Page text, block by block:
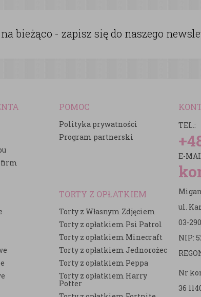
bieżąco - zapisz się do naszego
firm
POMOC
Polityka prywatności
Program partnerski
TORTY Z OPŁATKIEM
Torty z Własnym Zdjęciem
Torty z opłatkiem Psi Patrol
Torty z opłatkiem Minecraft
Torty z opłatkiem Jednorożec
Torty z opłatkiem Peppa
Torty z opłatkiem Harry
Potter
TEL.:
E-
ul.
03-
NIP:
Nr
36